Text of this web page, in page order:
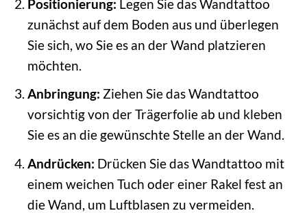
Positionierung: Legen Sie das Wandtattoo
zunächst auf dem Boden aus und überlegen
Sie sich, wo Sie es an der Wand platzieren
möchten.
Anbringung: Ziehen Sie das Wandtattoo
vorsichtig von der Trägerfolie ab und kleben
Sie es an die gewünschte Stelle an der Wand.
Andrücken: Drücken Sie das Wandtattoo mit
einem weichen Tuch oder einer Rakel fest an
die Wand, um Luftblasen zu vermeiden.